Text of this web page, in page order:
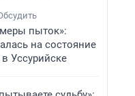
пыток»:
на состояние
Уссурийске